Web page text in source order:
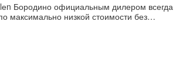
Бородино официальным дилером всегда
максимально низкой стоимости без…